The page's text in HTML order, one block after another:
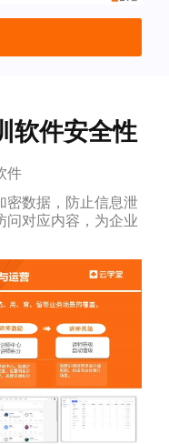
软件安全性
件
密数据，防止信息泄
问对应内容，为企业